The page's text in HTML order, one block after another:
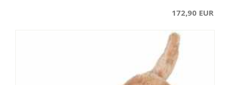
172,90 EUR